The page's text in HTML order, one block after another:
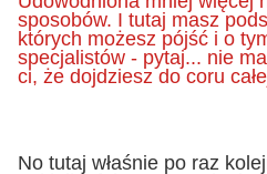
sposobów. I tutaj masz
których możesz pójść i o
specjalistów - pytaj... nie
ci, że dojdziesz do coru
No tutaj właśnie po raz